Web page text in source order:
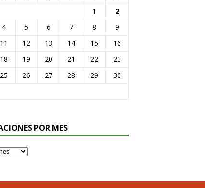
1
2
4 5 6 7 8
9
11 12 13 14 15
16
18 19 20 21 22
23
25 26 27 28 29
30
POR MES